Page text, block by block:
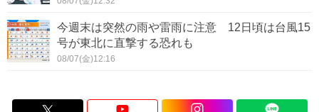
今週末は突然の雨や雷雨に注意 12日頃は台風15
号が東北に直撃する恐れも
08/07(金)12:16